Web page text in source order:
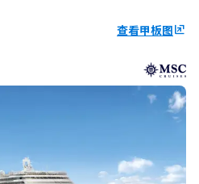
查看甲板图ungroup